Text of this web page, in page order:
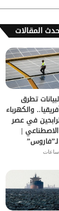
س
و
ك
ي
ر
المقالات
تطرق
والكهرباء
في عصر
الاصطناعي |